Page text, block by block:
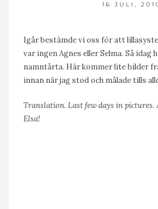
16 JULI,
Igår bestämde vi oss för att
var ingen Agnes eller Selma. Så idag
namntårta. Här kommer lite bilder
innan när jag stod och målade tills
Translation. Last few days in pictures.
Elsa!